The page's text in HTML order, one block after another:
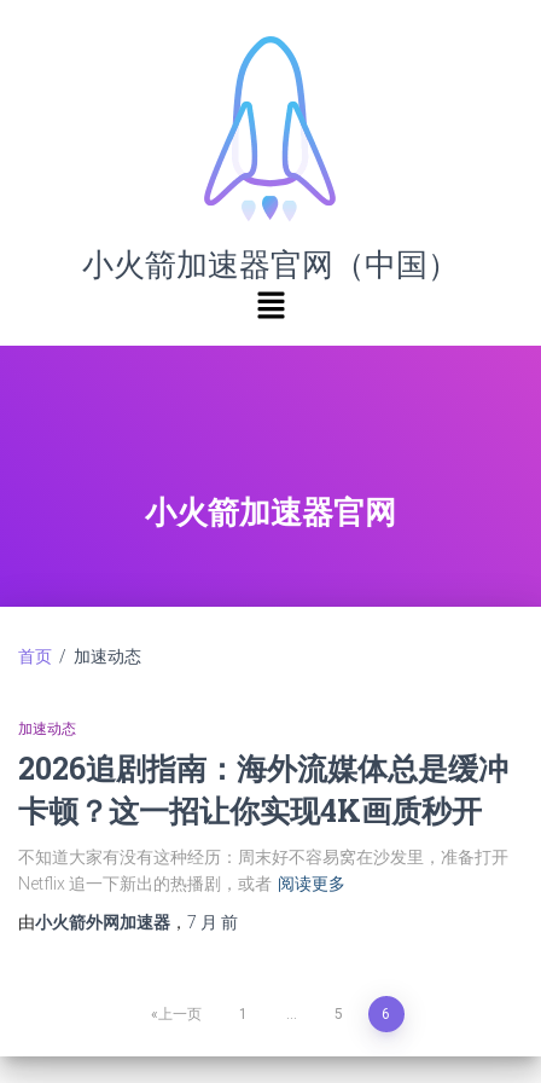
小火箭加速器官网（中国）
小火箭加速器官网
首页 / 加速动态
加速动态
2026追剧指南：海外流媒体总是缓冲
卡顿？这一招让你实现4K画质秒开
不知道大家有没有这种经历：周末好不容易窝在沙发里，准备打开
Netflix 追一下新出的热播剧，或者 阅读更多
由小火箭外网加速器 ， 7 月 前
上一页 1 … 5 6